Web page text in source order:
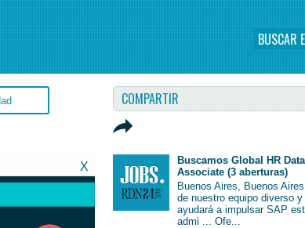
BUSCAR
X
COMPARTIR
Buscamos Global HR
Associate (3 aberturas)
Buenos Aires, Buenos
de nuestro equipo diverso y
ayudará a impulsar SAP
admi ... Ofe...